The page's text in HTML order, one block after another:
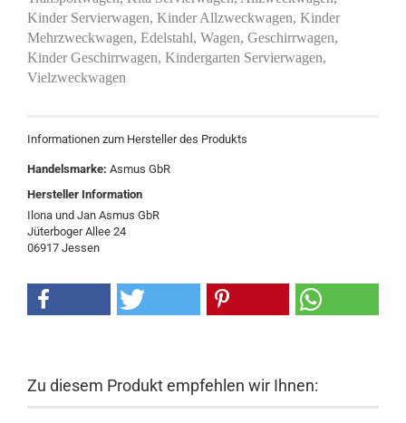
Kinder Servierwagen, Kinder Allzweckwagen, Kinder
Mehrzweckwagen, Edelstahl, Wagen, Geschirrwagen,
Kinder Geschirrwagen, Kindergarten Servierwagen,
Vielzweckwagen
Informationen zum Hersteller des Produkts
Handelsmarke: Asmus GbR
Hersteller Information
Ilona und Jan Asmus GbR
Jüterboger Allee 24
06917 Jessen
Zu diesem Produkt empfehlen wir Ihnen: